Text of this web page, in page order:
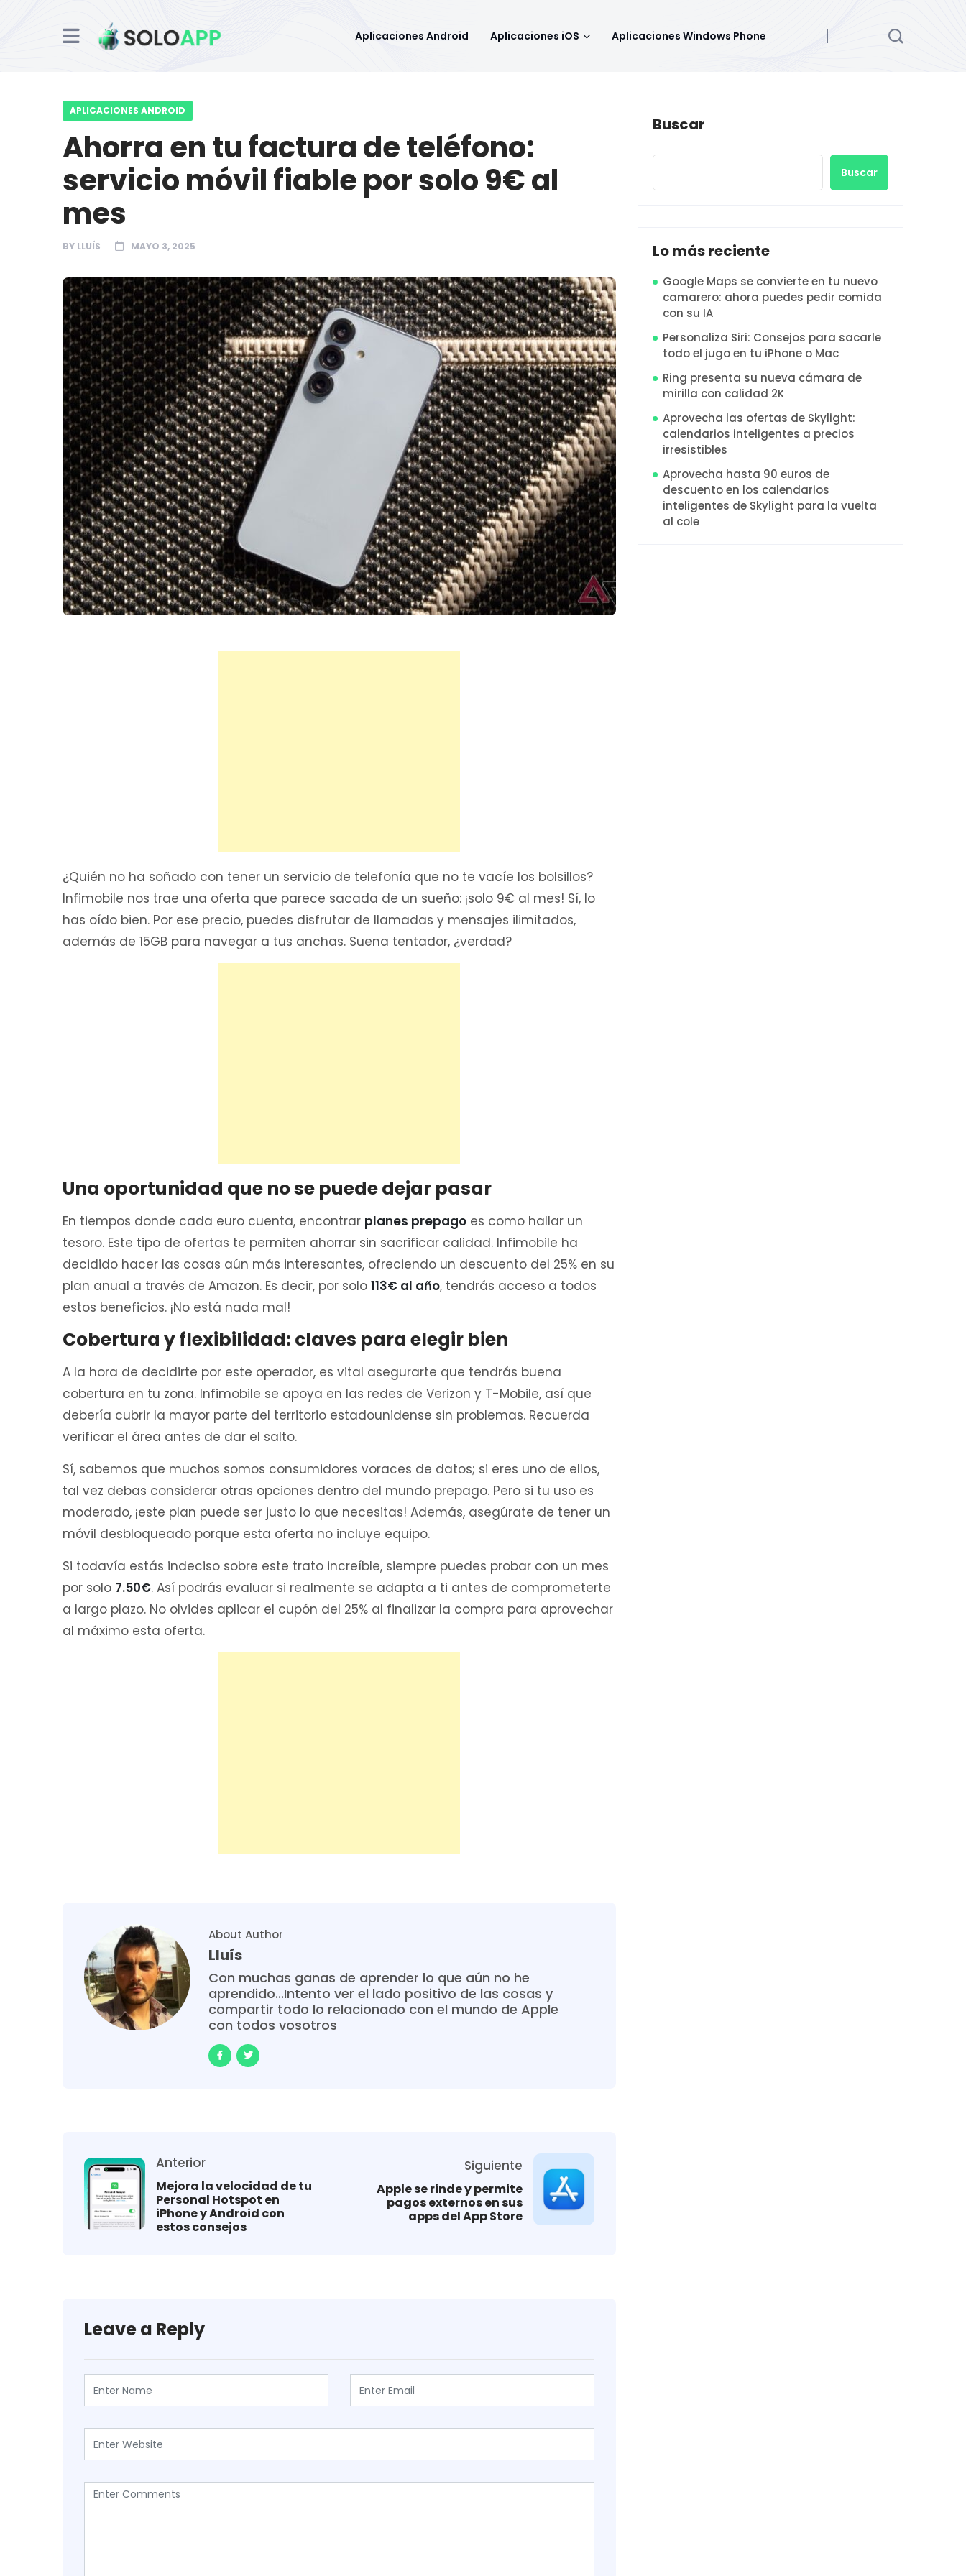
Aplicaciones Android Aplicaciones iOS Aplicaciones Windows Phone
APLICACIONES ANDROID
Ahorra en tu factura de teléfono:
servicio móvil fiable por solo 9€ al
mes
BY LLUÍS MAYO 3, 2025
¿Quién no ha soñado con tener un servicio de telefonía que no te vacíe los bolsillos?
Infimobile nos trae una oferta que parece sacada de un sueño: ¡solo 9€ al mes! Sí, lo
has oído bien. Por ese precio, puedes disfrutar de llamadas y mensajes ilimitados,
además de 15GB para navegar a tus anchas. Suena tentador, ¿verdad?
Una oportunidad que no se puede dejar pasar
En tiempos donde cada euro cuenta, encontrar planes prepago es como hallar un
tesoro. Este tipo de ofertas te permiten ahorrar sin sacrificar calidad. Infimobile ha
decidido hacer las cosas aún más interesantes, ofreciendo un descuento del 25% en su
plan anual a través de Amazon. Es decir, por solo 113€ al año, tendrás acceso a todos
estos beneficios. ¡No está nada mal!
Cobertura y flexibilidad: claves para elegir bien
A la hora de decidirte por este operador, es vital asegurarte que tendrás buena
cobertura en tu zona. Infimobile se apoya en las redes de Verizon y T-Mobile, así que
debería cubrir la mayor parte del territorio estadounidense sin problemas. Recuerda
verificar el área antes de dar el salto.
Sí, sabemos que muchos somos consumidores voraces de datos; si eres uno de ellos,
tal vez debas considerar otras opciones dentro del mundo prepago. Pero si tu uso es
moderado, ¡este plan puede ser justo lo que necesitas! Además, asegúrate de tener un
móvil desbloqueado porque esta oferta no incluye equipo.
Si todavía estás indeciso sobre este trato increíble, siempre puedes probar con un mes
por solo 7.50€. Así podrás evaluar si realmente se adapta a ti antes de comprometerte
a largo plazo. No olvides aplicar el cupón del 25% al finalizar la compra para aprovechar
al máximo esta oferta.
About Author
Lluís
Con muchas ganas de aprender lo que aún no he
aprendido...Intento ver el lado positivo de las cosas y
compartir todo lo relacionado con el mundo de Apple
con todos vosotros
Anterior
Mejora la velocidad de tu
Personal Hotspot en
iPhone y Android con
estos consejos
Siguiente
Apple se rinde y permite
pagos externos en sus
apps del App Store
Leave a Reply
Buscar
Buscar
Lo más reciente
Google Maps se convierte en tu nuevo
camarero: ahora puedes pedir comida
con su IA
Personaliza Siri: Consejos para sacarle
todo el jugo en tu iPhone o Mac
Ring presenta su nueva cámara de
mirilla con calidad 2K
Aprovecha las ofertas de Skylight:
calendarios inteligentes a precios
irresistibles
Aprovecha hasta 90 euros de
descuento en los calendarios
inteligentes de Skylight para la vuelta
al cole